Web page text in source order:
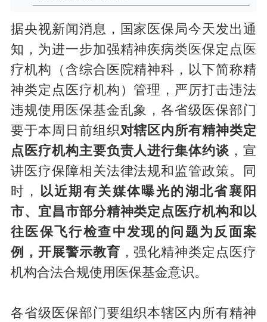
据央视新闻消息，国家医保局今天发出通
知，为进一步加强精神疾病类医保定点医
疗机构（含综合医院精神科，以下简称精
神类定点医疗机构）管理，严厉打击违法
违规使用医保基金乱象，各省级医保部门
要于本周日前组织对辖区内所有精神类定
点医疗机构主要负责人进行集体约谈 ，宣
讲医疗保障相关法律法规和监管政策。同
时， 以近期有关媒体曝光的湖北省襄阳
市、宜昌市部分精神类定点医疗机构和以
往医保飞行检查中发现的问题为反面案
例，开展警示教育 ，强化精神类定点医疗
机构合法合规使用医保基金意识。
各省级医保部门要组织本辖区内所有精神